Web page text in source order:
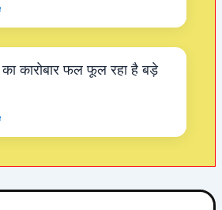
कारोबार फल फूल रहा है बड़े